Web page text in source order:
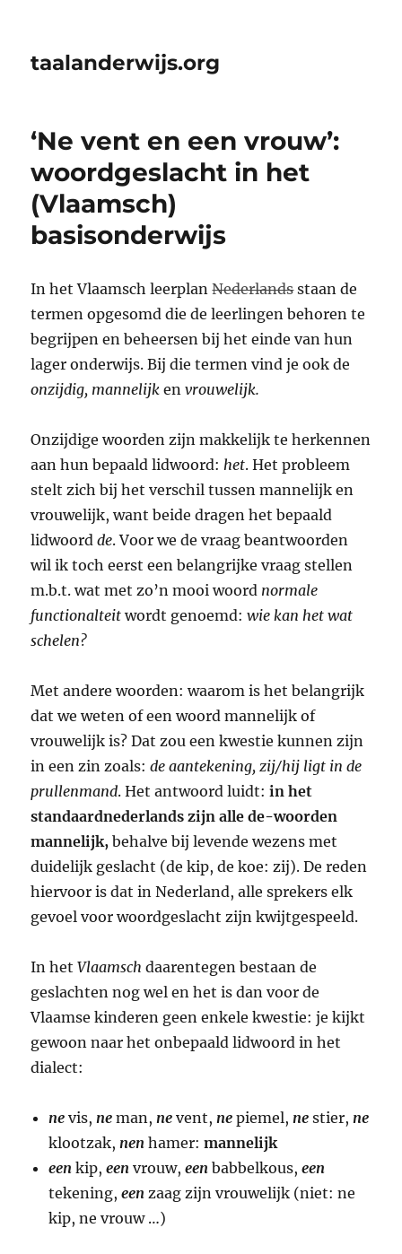
taalanderwijs.org
‘Ne vent en een vrouw’:
woordgeslacht in het
(Vlaamsch)
basisonderwijs
In het Vlaamsch leerplanNederlandsstaan de
termen opgesomd die de leerlingen behoren te
begrijpen en beheersen bij het einde van hun
lager onderwijs. Bij die termen vind je ook de
onzijdig, mannelijken vrouwelijk.
Onzijdige woorden zijn makkelijk te herkennen
aan hun bepaald lidwoord:het. Het probleem
stelt zich bij het verschil tussen mannelijk en
vrouwelijk, want beide dragen het bepaald
lidwoordde. Voor we de vraag beantwoorden
wil ik toch eerst een belangrijke vraag stellen
m.b.t. wat met zo’n mooi woord normale
functionalteit wordt genoemd:wie kan het wat
schelen?
Met andere woorden: waarom is het belangrijk
dat we weten of een woord mannelijk of
vrouwelijk is? Dat zou een kwestie kunnen zijn
in een zin zoals:de aantekening, zij/hij ligt in de
prullenmand. Het antwoord luidt:in het
standaardnederlands zijn alle de-woorden
mannelijk, behalve bij levende wezens met
duidelijk geslacht (de kip, de koe: zij). De reden
hiervoor is dat in Nederland, alle sprekers elk
gevoel voor woordgeslacht zijn kwijtgespeeld.
In hetVlaamsch daarentegen bestaan de
geslachten nog wel en het is dan voor de
Vlaamse kinderen geen enkele kwestie: je kijkt
gewoon naar het onbepaald lidwoord in het
dialect:
ne vis,ne man,ne vent,ne piemel,ne stier,ne
klootzak,nen hamer:mannelijk
een kip,een vrouw,een babbelkous,een
tekening,een zaag zijn vrouwelijk (niet: ne
kip, ne vrouw …)